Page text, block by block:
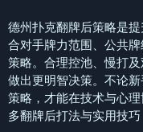
德州扑克翻牌后策略是
合对手牌力范围、公共
策略。合理控池、慢打
做出更明智决策。不论
策略，才能在技术与心
多翻牌后打法与实用技